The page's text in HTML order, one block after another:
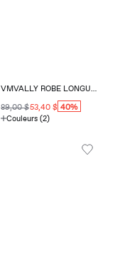
VMVALLY ROBE LONGUE COUPE AMPLE COL EN V
89,00 $53,40 $ 40%
Couleurs (2)